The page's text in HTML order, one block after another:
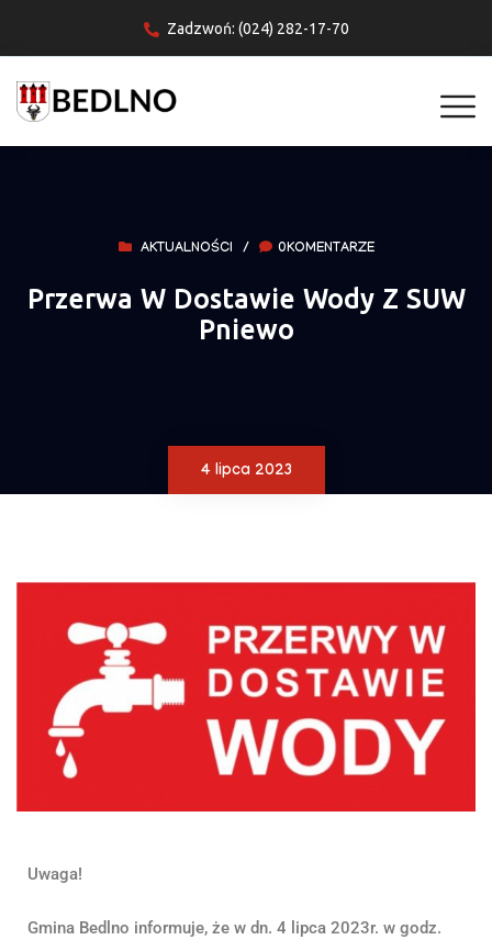
Zadzwoń: (024) 282-17-70
AKTUALNOŚCI / 0KOMENTARZE
Przerwa W Dostawie Wody Z SUW
Pniewo
4 lipca 2023
Uwaga!
Gmina Bedlno informuje, że w dn. 4 lipca 2023r. w godz.